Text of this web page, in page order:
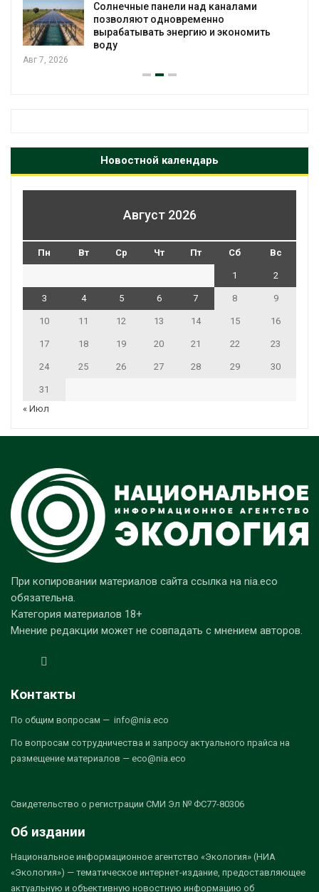
воду из воздуха с помощью ветра
Авг 6, 2026
Новостной календарь
Август 2026
Пн Вт Ср Чт Пт Сб Вс
1 2
3 4 5 6 7 8 9
10 11 12 13 14 15 16
17 18 19 20 21 22 23
24 25 26 27 28 29 30
31
« Июл
При копировании материалов сайта ссылка на nia.eco
обязательна.
Категория материалов 18+
Мнение редакции может не совпадать с мнением авторов.
Контакты
По общим вопросам — info@nia.eco
По вопросам сотрудничества и запросу актуального прайса на
размещение материалов — eco@nia.eco
Свидетельство о регистрации СМИ Эл № ФС77-80306
Об издании
Национальное информационное агентство «Экология» (НИА
«Экология») — тематическое интернет-издание, предоставляющее
актуальную и объективную новостную информацию об